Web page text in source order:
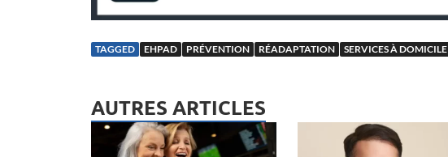
TAGGED EHPAD PRÉVENTION RÉADAPTATION SERVICES À DOMICILE
AUTRES ARTICLES